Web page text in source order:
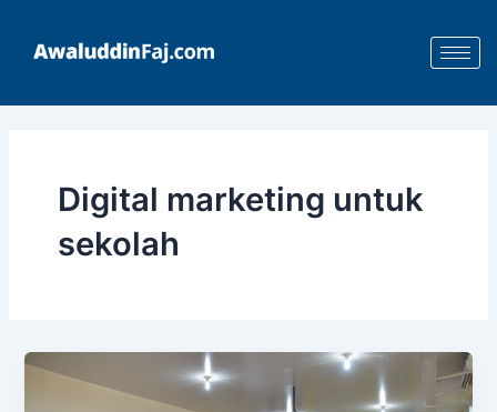
content
Digital marketing untuk
sekolah